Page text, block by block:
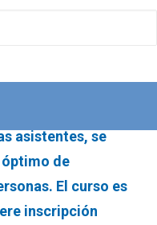
de drogas y
tratarse de una
asistentes, se
de
El curso es
inscripción